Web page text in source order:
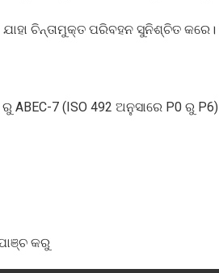
ଚିନ୍ତାମୁକ୍ତ ପରିବହନ ସୁନିଶ୍ଚିତ କରେ।
7 (ISO 492 ଅନୁସାରେ P0 ରୁ P6)
କରୁ